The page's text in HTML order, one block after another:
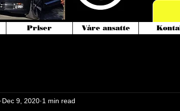
Priser Våre ansatte
Dec 9, 2020 1 min read